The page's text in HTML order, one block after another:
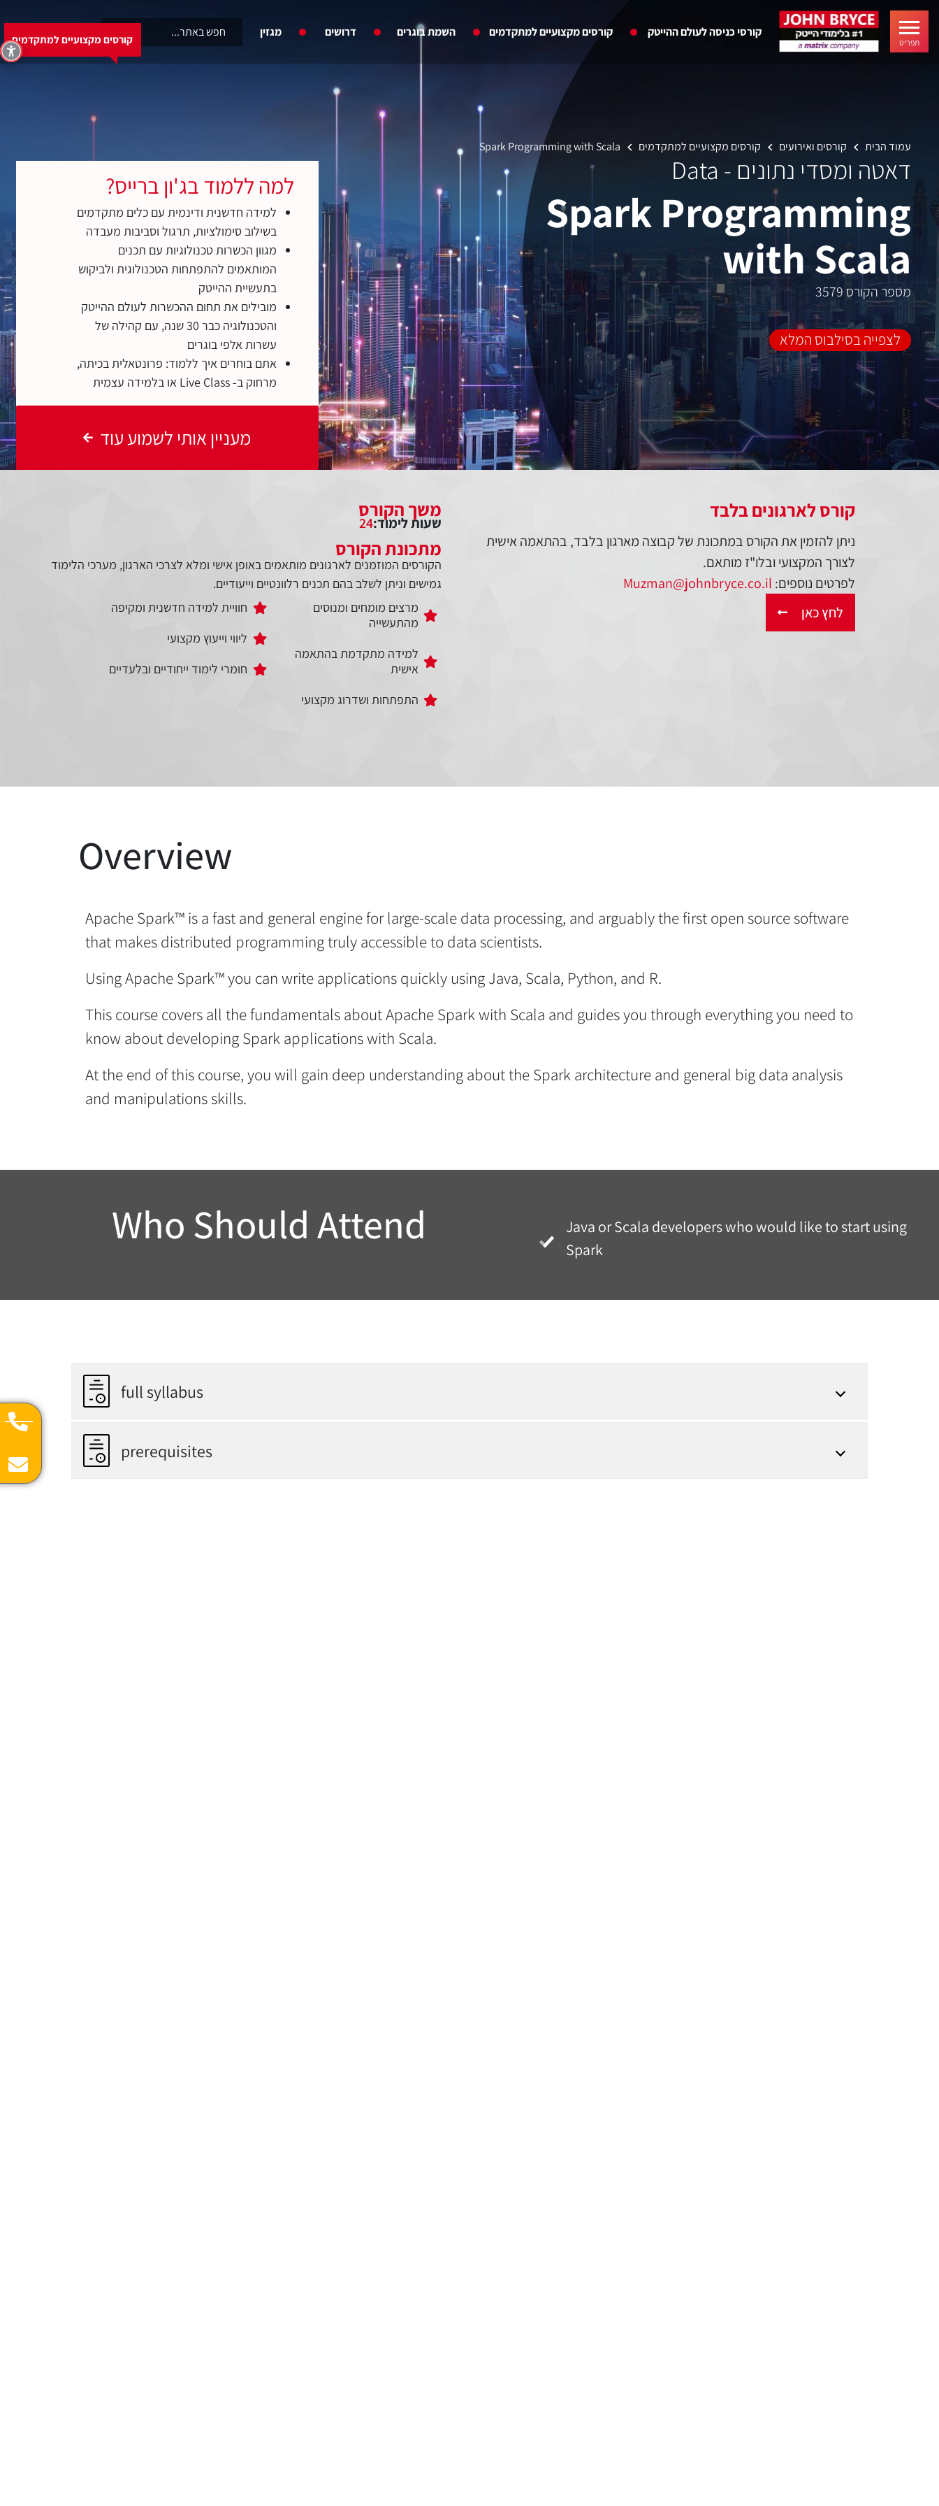
תפריט
קורסי כניסה לעולם ההייטק קורסים מקצועיים למתקדמים השמת בוגרים דרושים מגזין 6460
עמוד הבית קורסים ואירועים קורסים מקצועיים למתקדמים Spark Programming with Scala
דאטה ומסדי נתונים - Data
Spark Programming
with Scala
מספר הקורס 3579
לצפייה בסילבוס המלא
למה ללמוד בג'ון ברייס?
למידה חדשנית ודינמית עם כלים מתקדמים
בשילוב סימולציות, תרגול וסביבות מעבדה
מגוון הכשרות טכנולוגיות עם תכנים
המותאמים להתפתחות הטכנולוגית ולביקוש
בתעשיית ההייטק
מובילים את תחום ההכשרות לעולם ההייטק
והטכנולוגיה כבר 30 שנה, עם קהילה של
עשרות אלפי בוגרים
אתם בוחרים איך ללמוד: פרונטאלית בכיתה,
מרחוק ב- Live Class או בלמידה עצמית
מעניין אותי לשמוע עוד
קורס לארגונים בלבד
ניתן להזמין את הקורס במתכונת של קבוצה מארגון בלבד, בהתאמה אישית
לצורך המקצועי ובלו"ז מותאם.
לפרטים נוספים: Muzman@johnbryce.co.il
לחץ כאן
משך הקורס
שעות לימוד:24
מתכונת הקורס
הקורסים המוזמנים לארגונים מותאמים באופן אישי ומלא לצרכי הארגון, מערכי הלימוד
גמישים וניתן לשלב בהם תכנים רלוונטיים וייעודיים.
מרצים מומחים ומנוסים
מהתעשייה
למידה מתקדמת בהתאמה
אישית
התפתחות ושדרוג מקצועי
חוויית למידה חדשנית ומקיפה
ליווי וייעוץ מקצועי
חומרי לימוד ייחודיים ובלעדיים
Overview
Apache Spark™ is a fast and general engine for large-scale data processing, and arguably the first open source software
that makes distributed programming truly accessible to data scientists.
Using Apache Spark™ you can write applications quickly using Java, Scala, Python, and R.
This course covers all the fundamentals about Apache Spark with Scala and guides you through everything you need to
know about developing Spark applications with Scala.
At the end of this course, you will gain deep understanding about the Spark architecture and general big data analysis
and manipulations skills.
Who Should Attend
Java or Scala developers who would like to start using
Spark
full syllabus
prerequisites
קורסים מקצועיים למתקדמים
קורסים מקצועיים למתקדמים